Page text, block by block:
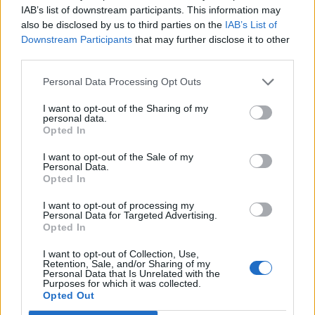
IAB’s list of downstream participants. This information may
also be disclosed by us to third parties on the IAB’s List of
Downstream Participants that may further disclose it to other
Personal Data Processing Opt Outs
I want to opt-out of the Sharing of my
personal data.
Opted In
I want to opt-out of the Sale of my
Personal Data.
Opted In
I want to opt-out of processing my
Personal Data for Targeted Advertising.
Opted In
I want to opt-out of Collection, Use,
Retention, Sale, and/or Sharing of my
Personal Data that Is Unrelated with the
Purposes for which it was collected.
Opted Out
datos personales.
Adjunta una foto o imagen nítida y legible del
Marca las casillas de aceptación de Términos y
Pulsa el botón
Sobre la muestra gratis
La promoción está limitada a las primeras
3.500 participaciones y a un máximo de 3
participaciones con productos diferentes
Revolu Green por persona (se comprobará que
diferentes).
El reembolso del importe correspondiente se
realizará a la cuenta bancaria (IBAN)
suministrada en el formulario de registro.
Consulta losTérminos y Condicionesen la